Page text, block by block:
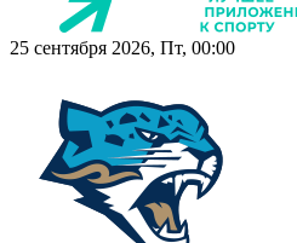
25 сентября 2026, Пт, 00:00